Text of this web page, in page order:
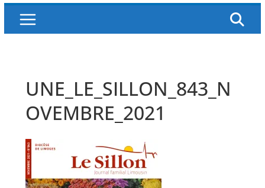
UNE_LE_SILLON_843_N
OVEMBRE_2021